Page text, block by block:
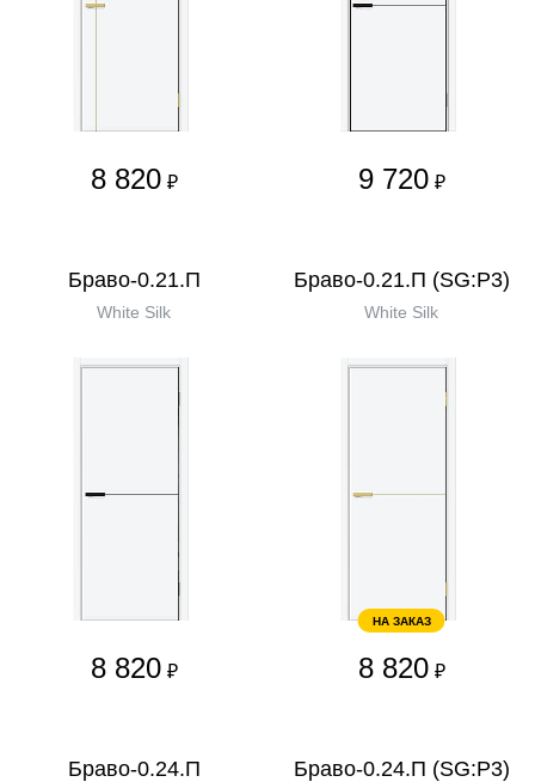
8 820 ₽ 9 720 ₽
Браво-0.21.П
White Silk
8 820 ₽
Браво-0.21.П (SG:P3)
White Silk
НА ЗАКАЗ
8 820 ₽
Браво-0.24.П Браво-0.24.П (SG:P3)